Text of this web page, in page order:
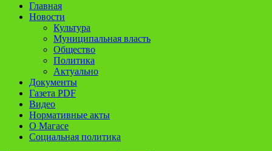
Главная
Новости
Культура
Муниципальная власть
Общество
Политика
Актуально
Документы
Газета PDF
Видео
Нормативные акты
О Магасе
Социальная политика